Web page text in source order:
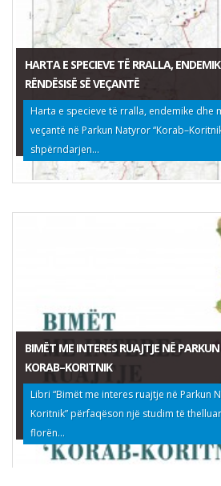
HARTA E SPECIEVE TË RRALLA,
RËNDËSISË SË VEÇANTË
Harta e specieve të rralla, endemike dhe
veçantë në Parkun Natyror
shpërndarjen...
BIMËT ME INTERES RUAJTJE NË
KORAB–KORITNIK
Libri “Bimët me interes ruajtje në Parkun
Koritnik” përfaqëson një studim të
florën...